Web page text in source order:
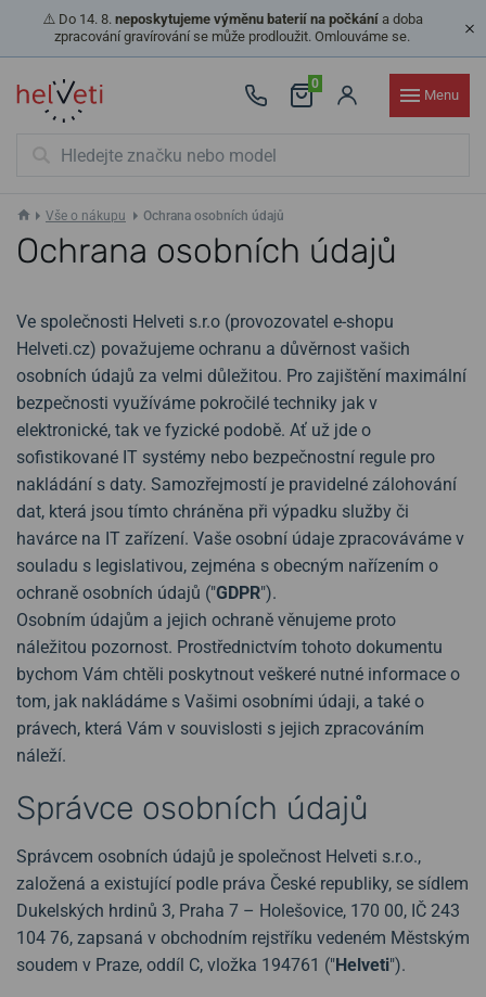
⚠️ Do 14. 8. neposkytujeme výměnu baterií na počkánía doba
zpracování gravírování se může prodloužit. Omlouváme se.
0
Menu
Vše o nákupu Ochrana osobních údajů
Ochrana osobních údajů
Ve společnosti Helveti s.r.o (provozovatel e-shopu
Helveti.cz) považujeme ochranu a důvěrnost vašich
osobních údajů za velmi důležitou. Pro zajištění maximální
bezpečnosti využíváme pokročilé techniky jak v
elektronické, tak ve fyzické podobě. Ať už jde o
sofistikované IT systémy nebo bezpečnostní regule pro
nakládání s daty. Samozřejmostí je pravidelné zálohování
dat, která jsou tímto chráněna při výpadku služby či
havárce na IT zařízení. Vaše osobní údaje zpracováváme v
souladu s legislativou, zejména s obecným nařízením o
ochraně osobních údajů ("GDPR").
Osobním údajům a jejich ochraně věnujeme proto
náležitou pozornost. Prostřednictvím tohoto dokumentu
bychom Vám chtěli poskytnout veškeré nutné informace o
tom, jak nakládáme s Vašimi osobními údaji, a také o
právech, která Vám v souvislosti s jejich zpracováním
náleží.
Správce osobních údajů
Správcem osobních údajů je společnost Helveti s.r.o.,
založená a existující podle práva České republiky, se sídlem
Dukelských hrdinů 3, Praha 7 – Holešovice, 170 00, IČ 243
104 76, zapsaná v obchodním rejstříku vedeném Městským
soudem v Praze, oddíl C, vložka 194761 ("Helveti").